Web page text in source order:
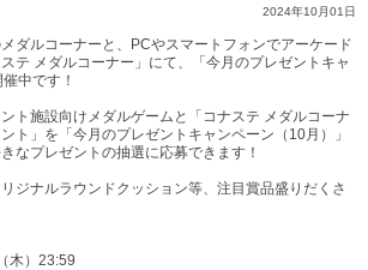
2024年10月01日
ダルコーナーと、PCやスマートフォンでアーケード
テ メダルコーナー」にて、「今月のプレゼントキャ
中です！
ト施設向けメダルゲームと「コナステ メダルコーナ
ト」を「今月のプレゼントキャンペーン（10月）」
なプレゼントの抽選に応募できます！
ジナルラウンドクッション等、注目賞品盛りだくさ
木）23:59